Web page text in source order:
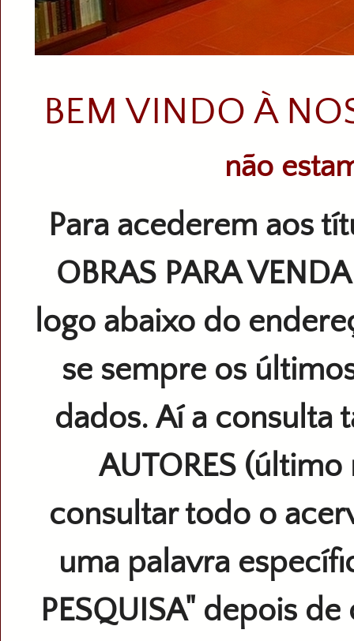
BEM VINDO À
não
Para acederem aos
OBRAS PARA
logo abaixo do
se sempre os
dados. Aí a consulta
AUTORES
consultar todo o
uma palavra
PESQUISA" depois